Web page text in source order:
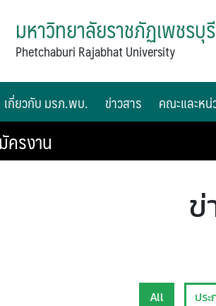
มหาวิทยาลัยราชภัฏเพชรบุรี
Phetchaburi Rajabhat University
เกี่ยวกับ มรภ.พบ. ข่าวสาร คณะและหน่
ครงาน
ข่
All ปร